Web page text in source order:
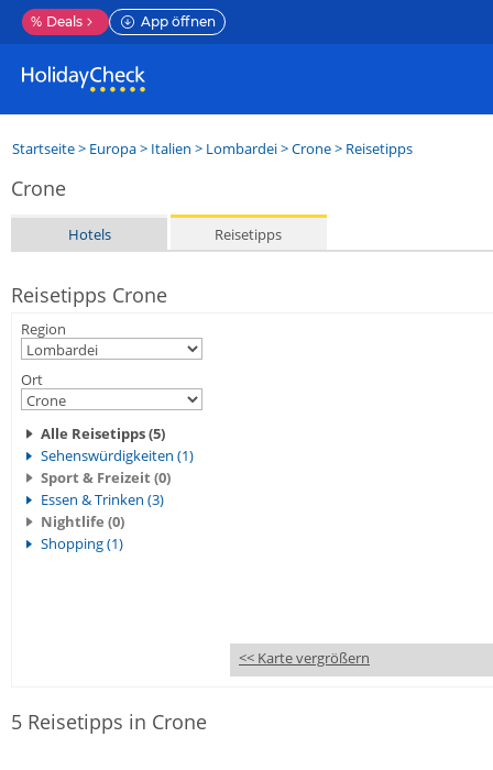
% Deals App öffnen
Startseite> Europa> Italien > Lombardei>Crone> Reisetipps
Crone
Hotels Reisetipps
Reisetipps Crone
Region
Ort
Alle Reisetipps (5)
Sehenswürdigkeiten (1)
Sport & Freizeit (0)
Essen & Trinken (3)
Nightlife (0)
Shopping (1)
<< Karte vergrößern
5 Reisetipps in Crone